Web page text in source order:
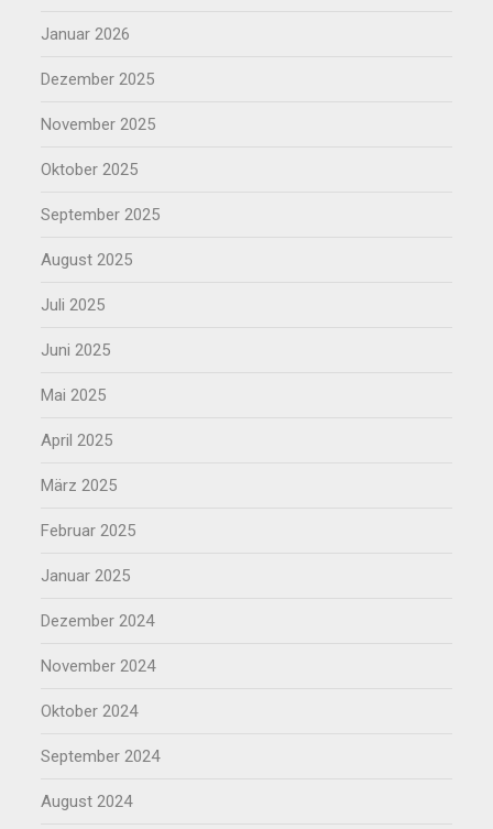
Januar 2026
Dezember 2025
November 2025
Oktober 2025
September 2025
August 2025
Juli 2025
Juni 2025
Mai 2025
April 2025
März 2025
Februar 2025
Januar 2025
Dezember 2024
November 2024
Oktober 2024
September 2024
August 2024